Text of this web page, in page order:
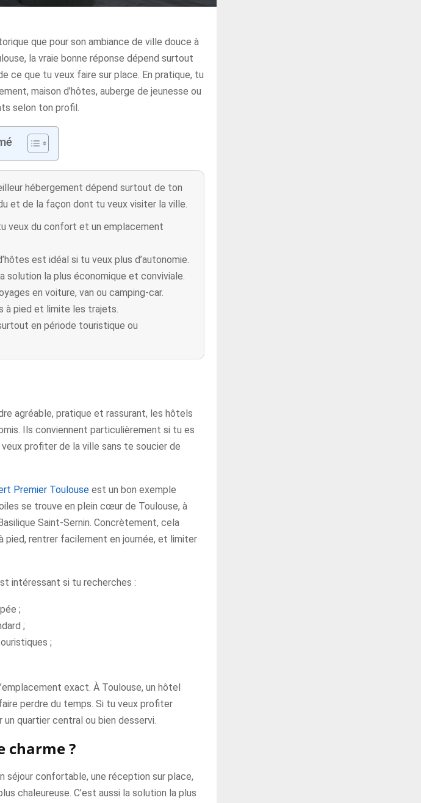
que pour son ambiance de ville douce à
la vraie bonne réponse dépend surtout
ce que tu veux faire sur place. En pratique, tu
maison d’hôtes, auberge de jeunesse ou
selon ton profil.
hébergement dépend surtout de ton
et de la façon dont tu veux visiter la ville.
veux du confort et un emplacement
est idéal si tu veux plus d’autonomie.
solution la plus économique et conviviale.
en voiture, van ou camping-car.
à pied et limite les trajets.
en période touristique ou
agréable, pratique et rassurant, les hôtels
Ils conviennent particulièrement si tu es
profiter de la ville sans te soucier de
Premier Toulouse est un bon exemple
se trouve en plein cœur de Toulouse, à
Saint-Sernin. Concrètement, cela
pied, rentrer facilement en journée, et limiter
intéressant si tu recherches :
;
;
;
exact. À Toulouse, un hôtel
perdre du temps. Si tu veux profiter
quartier central ou bien desservi.
charme ?
séjour confortable, une réception sur place,
chaleureuse. C’est aussi la solution la plus